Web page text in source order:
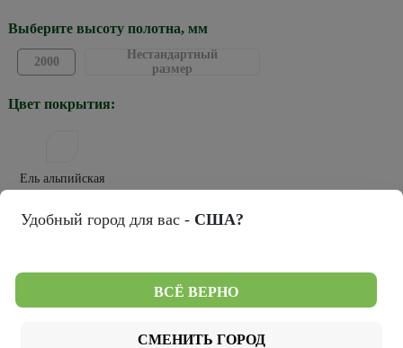
Выберите высоту полотна, мм
2000
Нестандартный
размер
Цвет покрытия:
Ель альпийская
Тип остекления:
Удобный город для вас - США?
ВСЁ ВЕРНО
СМЕНИТЬ ГОРОД